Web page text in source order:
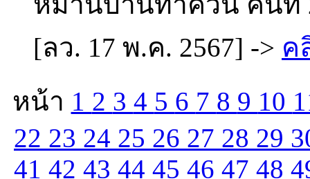
[ลว. 17 พ.ค. 2567] -> ค
หน้า 1 2 3 4 5 6 7 8 9 10
22 23 24 25 26 27 28 29
41 42 43 44 45 46 47 48